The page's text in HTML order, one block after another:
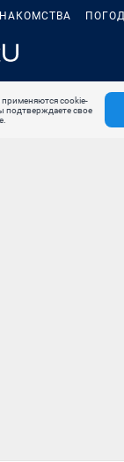
cookie-
подтверждаете свое